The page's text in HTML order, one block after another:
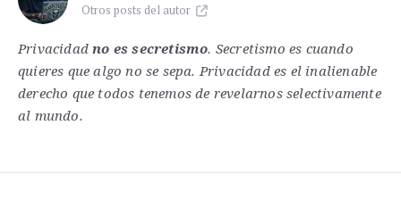
Otros posts del autor
Privacidadno es secretismo. Secretismo es cuando
quieres que algo no se sepa. Privacidad es el inalienable
derecho que todos tenemos de revelarnos selectivamente
al mundo.